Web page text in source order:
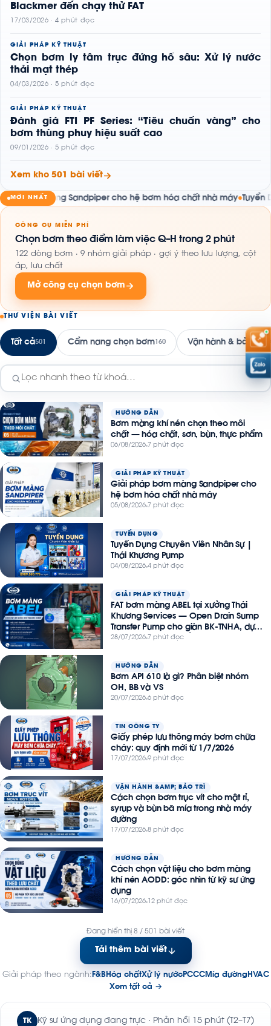
Blackmer đến chạy thử FAT
17/03/2026 · 4 phút đọc
GIẢI PHÁP KỸ THUẬT
Chọn bơm ly tâm trục đứng hố sâu: Xử lý nước
thải mạt thép
04/03/2026 · 5 phút đọc
GIẢI PHÁP KỸ THUẬT
Đánh giá FTI PF Series: “Tiêu chuẩn vàng” cho
bơm thùng phuy hiệu suất cao
09/01/2026 · 5 phút đọc
Xem kho 501 bài viết
MỚI NHẤT
màng Sandpiper cho hệ bơm hóa chất nhà máy ●Tuyển Dụng
CÔNG CỤ MIỄN PHÍ
Chọn bơm theo điểm làm việc Q–H trong 2 phút
122 dòng bơm · 9 nhóm giải pháp · gợi ý theo lưu lượng, cột
áp, lưu chất
Mở công cụ chọn bơm
THƯ VIỆN BÀI VIẾT
Tất cả501 Cẩm nang chọn bơm 160 Vận hành & bảo trì
HƯỚNG DẪN
Bơm màng khí nén chọn theo môi
chất — hóa chất, sơn, bùn, thực phẩm
06/08/2026 7 phút đọc
GIẢI PHÁP KỸ THUẬT
Giải pháp bơm màng Sandpiper cho
hệ bơm hóa chất nhà máy
05/08/2026 7 phút đọc
TUYỂN DỤNG
Tuyển Dụng Chuyên Viên Nhân Sự |
Thái Khương Pump
04/08/2026 4 phút đọc
GIẢI PHÁP KỸ THUẬT
FAT bơm màng ABEL tại xưởng Thái
Khương Services — Open Drain Sump
Transfer Pump cho giàn BK-TNHA, dự
án Thiên Nga – Hải Âu
28/07/2026 7 phút đọc
HƯỚNG DẪN
Bơm API 610 là gì? Phân biệt nhóm
OH, BB và VS
20/07/2026 6 phút đọc
TIN CÔNG TY
Giấy phép lưu thông máy bơm chữa
cháy: quy định mới từ 1/7/2026
17/07/2026 9 phút đọc
VẬN HÀNH &AMP; BẢO TRÌ
Cách chọn bơm trục vít cho mật rỉ,
syrup và bùn bã mía trong nhà máy
đường
17/07/2026 8 phút đọc
HƯỚNG DẪN
Cách chọn vật liệu cho bơm màng
khí nén AODD: góc nhìn từ kỹ sư ứng
dụng
16/07/2026 12 phút đọc
Đang hiển thị 8 / 501 bài viết
Tải thêm bài viết
Giải pháp theo ngành: F&BHóa chấtXử lý nướcPCCCMía đườngHVAC
Xem tất cả →
TK Kỹ sư ứng dụng đang trực · Phản hồi 15 phút (T2–T7)